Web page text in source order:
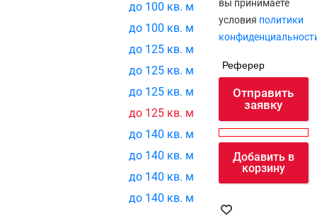
вы принимаете
условия политики
Реферер
Отправить
заявку
Добавить в
корзину
до 100 кв. м
до 100 кв. м
до 125 кв. м
до 125 кв. м
до 125 кв. м
до 125 кв. м
до 140 кв. м
до 140 кв. м
до 140 кв. м
до 140 кв. м